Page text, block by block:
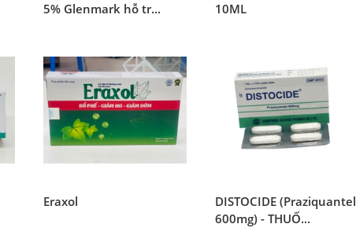
5% Glenmark hỗ tr...
10ML
Eraxol
DISTOCIDE (Praziquantel
600mg) - THUỐ...